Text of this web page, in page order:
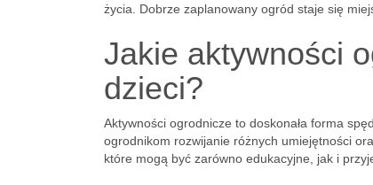
życia. Dobrze zaplanowany ogród staje się
Jakie aktywności
dzieci?
Aktywności ogrodnicze to doskonała forma
ogrodnikom rozwijanie różnych umiejętności
które mogą być zarówno edukacyjne, jak i